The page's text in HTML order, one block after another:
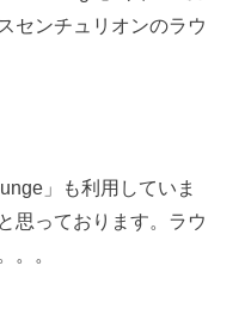
センチュリオンのラウ
」も利用していま
思っております。ラウ
。。